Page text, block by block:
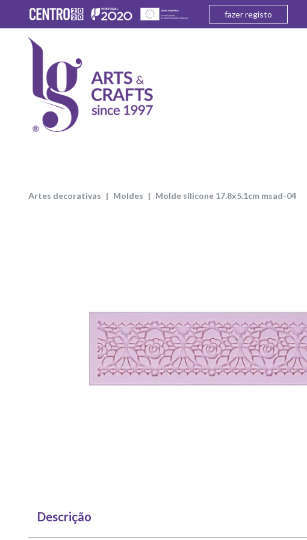
fazer registo
artes decorativas moldes molde silicone 17.8x5.1cm msad-04
Descrição